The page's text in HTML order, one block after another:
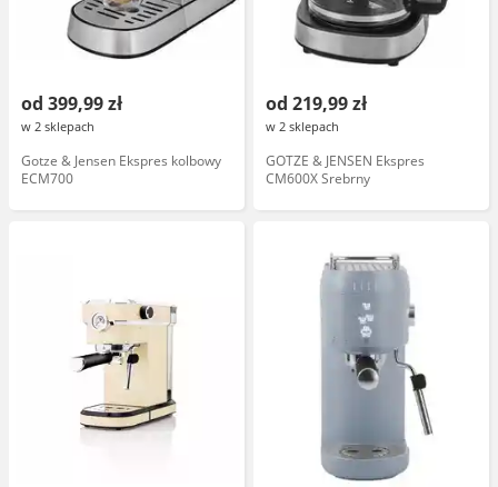
od 399,99 zł
w 2 sklepach
Gotze & Jensen Ekspres kolbowy
ECM700
od 219,99 zł
w 2 sklepach
GOTZE & JENSEN Ekspres
CM600X Srebrny